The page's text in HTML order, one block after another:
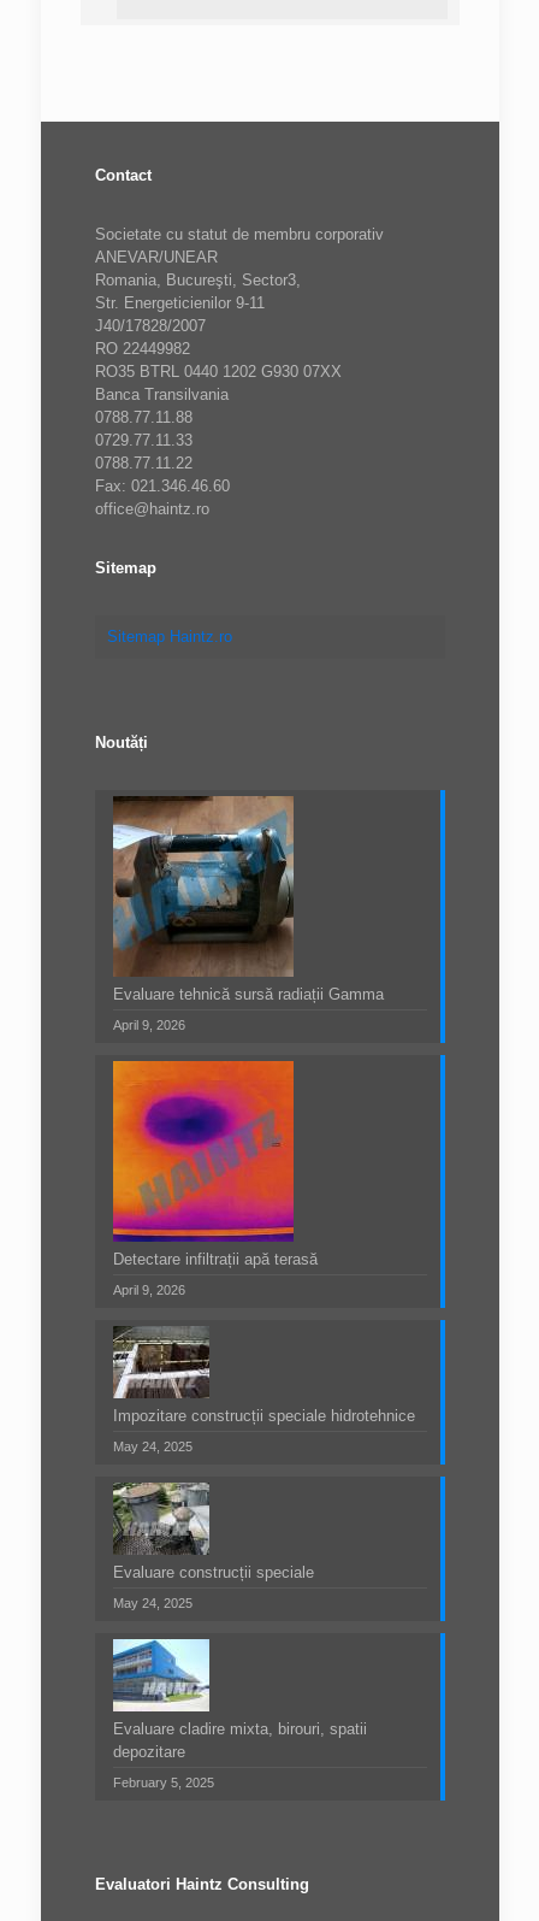
Contact
Societate cu statut de membru corporativ
ANEVAR/UNEAR
Romania, Bucureşti, Sector3,
Str. Energeticienilor 9-11
J40/17828/2007
RO 22449982
RO35 BTRL 0440 1202 G930 07XX
Banca Transilvania
0788.77.11.88
0729.77.11.33
0788.77.11.22
Fax: 021.346.46.60
office@haintz.ro
Sitemap
Sitemap Haintz.ro
Noutăți
Evaluare tehnică sursă radiații Gamma
April 9, 2026
Detectare infiltrații apă terasă
April 9, 2026
Impozitare construcții speciale hidrotehnice
May 24, 2025
Evaluare construcții speciale
May 24, 2025
Evaluare cladire mixta, birouri, spatii
depozitare
February 5, 2025
Evaluatori Haintz Consulting